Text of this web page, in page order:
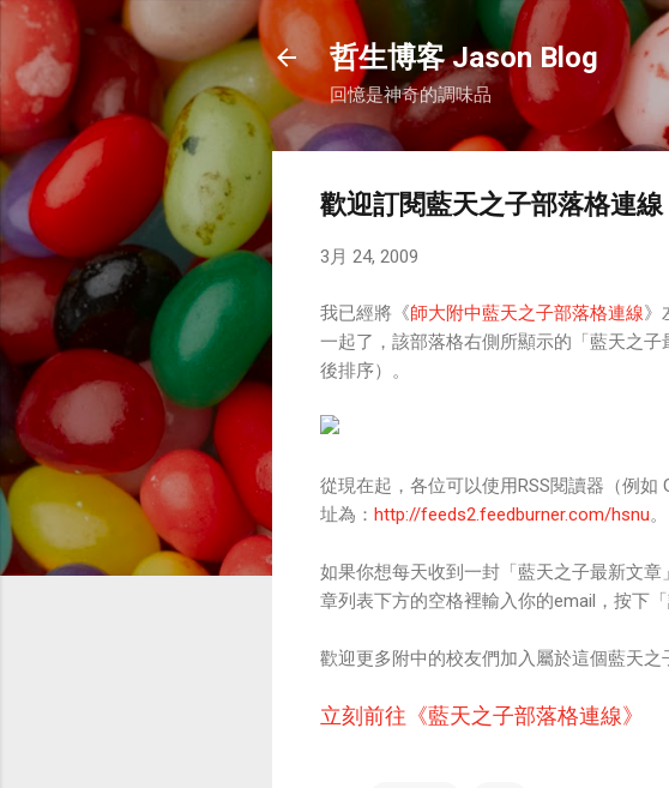
哲生博客 Jason Blog
回憶是神奇的調味品
歡迎訂閱藍天之子部落格連線
3月 24, 2009
我已經將《師大附中藍天之子部落格連線》
一起了，該部落格右側所顯示的「藍天之
後排序）。
從現在起，各位可以使用RSS閱讀器（例如
址為： http://feeds2.feedburner.com/hsnu。
如果你想每天收到一封「藍天之子最新文章
章列表下方的空格裡輸入你的email，按下
歡迎更多附中的校友們加入屬於這個藍天之
立刻前往《藍天之子部落格連線》